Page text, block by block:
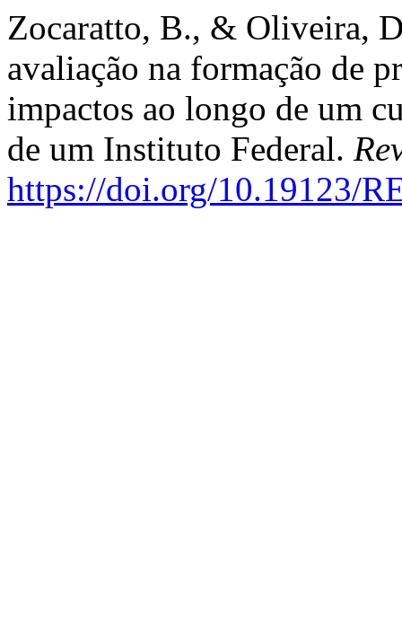
Zocaratto, B., & Oliveira,
avaliação na formação de
impactos ao longo de um
de um Instituto Federal.
https://doi.org/10.19123/